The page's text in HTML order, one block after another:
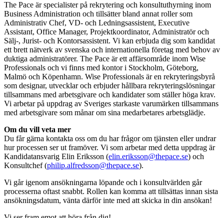
The Pace är specialister på rekrytering och konsultuthyrning inom
Business Administration och tillsätter bland annat roller som
Administrativ Chef, VD- och Ledningsassistent, Executive
Assistant, Office Manager, Projektkoordinator, Administratör och
Sälj-, Jurist- och Kontorsassistent. Vi kan erbjuda dig som kandidat
ett brett nätverk av svenska och internationella företag med behov av
duktiga administratörer. The Pace är ett affärsområde inom Wise
Professionals och vi finns med kontor i Stockholm, Göteborg,
Malmö och Köpenhamn. Wise Professionals är en rekryteringsbyrå
som designar, utvecklar och erbjuder hållbara rekryteringslösningar
tillsammans med arbetsgivare och kandidater som ställer höga krav.
Vi arbetar på uppdrag av Sveriges starkaste varumärken tillsammans
med arbetsgivare som månar om sina medarbetares arbetsglädje.
Om du vill veta mer
Du får gärna kontakta oss om du har frågor om tjänsten eller undrar
hur processen ser ut framöver. Vi som arbetar med detta uppdrag är
Kandidatansvarig Elin Eriksson (elin.eriksson@thepace.se) och
Konsultchef (philip.alfredsson@thepace.se).
Vi går igenom ansökningarna löpande och i konsultvärlden går
processerna oftast snabbt. Rollen kan komma att tillsättas innan sista
ansökningsdatum, vänta därför inte med att skicka in din ansökan!